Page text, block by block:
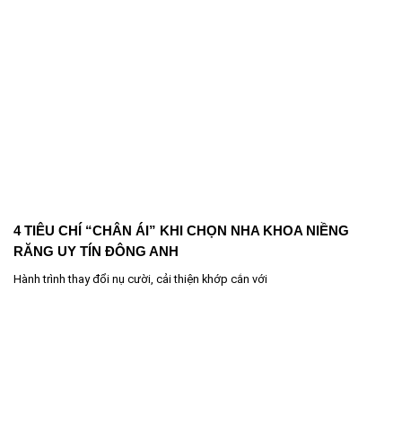
4 TIÊU CHÍ “CHÂN ÁI” KHI CHỌN NHA KHOA NIỀNG
RĂNG UY TÍN ĐÔNG ANH
Hành trình thay đổi nụ cười, cải thiện khớp cắn với